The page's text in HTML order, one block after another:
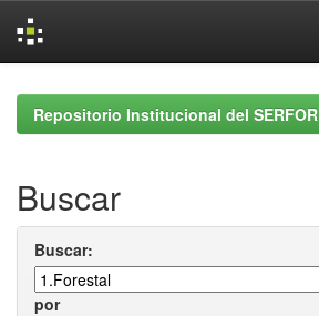
navigationRepositorio Institucional del SERFOR
Buscar
Buscar:
por